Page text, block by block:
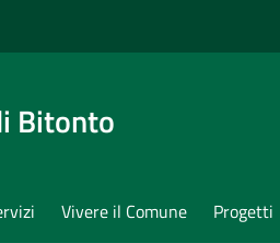
Bitonto
Vivere il Comune Progetti